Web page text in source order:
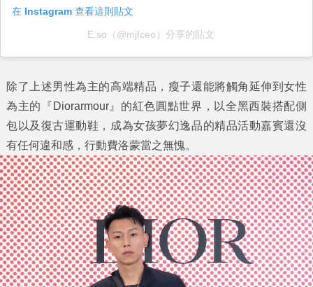
在 Instagram 查看這則貼文
E.so（@mjfceo）分享的貼文
除了上述男性為主的高端精品，瘦子還能將觸角延伸到女性
為主的『Diorarmour』的紅色圓點世界，以全黑西裝搭配側
包以及復古運動鞋，成為女孩夢幻逸品的精品活動嘉賓還沒
有任何違和感，行動費洛蒙當之無愧。